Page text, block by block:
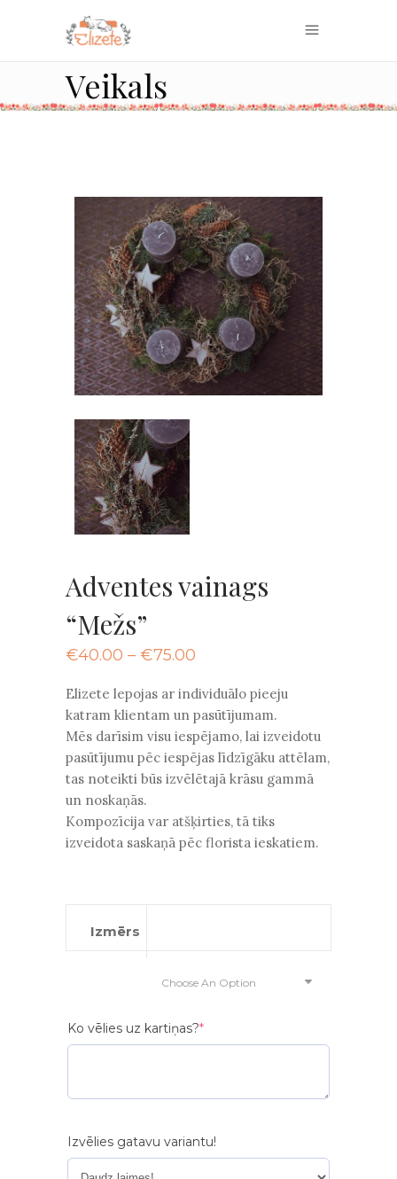
Veikals
Adventes vainags
“Mežs”
€40.00 – €75.00
€40.00
through
€75.00
Elizete lepojas ar individuālo pieeju
katram klientam un pasūtījumam.
Mēs darīsim visu iespējamo, lai izveidotu
pasūtījumu pēc iespējas līdzīgāku attēlam,
tas noteikti būs izvēlētajā krāsu gammā
un noskaņās.
Kompozīcija var atšķirties, tā tiks
izveidota saskaņā pēc florista ieskatiem.
Izmērs
Choose An Option
Ko vēlies uz kartiņas?*(required)
Izvēlies gatavu variantu!